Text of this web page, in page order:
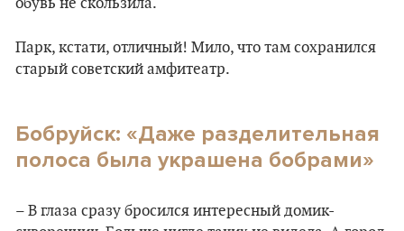
обувь не скользила.
Парк, кстати, отличный! Мило, что там сохранился
старый советский амфитеатр.
Бобруйск: «Даже разделительная
полоса была украшена бобрами»
– В глаза сразу бросился интересный домик-